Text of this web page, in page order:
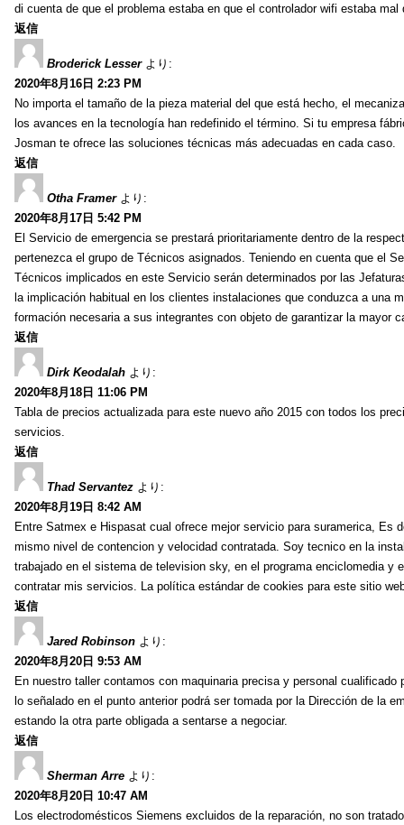
di cuenta de que el problema estaba en que el controlador wifi estaba mal
返信
Broderick Lesser より:
2020年8月16日 2:23 PM
No importa el tamaño de la pieza material del que está hecho, el
los avances en la tecnología han redefinido el término. Si tu empresa
Josman te ofrece las soluciones técnicas más adecuadas en cada caso.
返信
Otha Framer より:
2020年8月17日 5:42 PM
El Servicio de emergencia se prestará prioritariamente dentro de la
pertenezca el grupo de Técnicos asignados. Teniendo en cuenta que el
Técnicos implicados en este Servicio serán determinados por las
la implicación habitual en los clientes instalaciones que conduzca a una
formación necesaria a sus integrantes con objeto de garantizar la mayor
返信
Dirk Keodalah より:
2020年8月18日 11:06 PM
Tabla de precios actualizada para este nuevo año 2015 con todos los
servicios.
返信
Thad Servantez より:
2020年8月19日 8:42 AM
Entre Satmex e Hispasat cual ofrece mejor servicio para suramerica, Es
mismo nivel de contencion y velocidad contratada. Soy tecnico en la
trabajado en el sistema de television sky, en el programa enciclomedia y
contratar mis servicios. La política estándar de cookies para este sitio
返信
Jared Robinson より:
2020年8月20日 9:53 AM
En nuestro taller contamos con maquinaria precisa y personal
lo señalado en el punto anterior podrá ser tomada por la Dirección de la
estando la otra parte obligada a sentarse a negociar.
返信
Sherman Arre より:
2020年8月20日 10:47 AM
Los electrodomésticos Siemens excluidos de la reparación, no son